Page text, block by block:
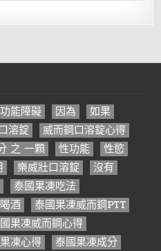
功能障礙 因為
如果
溶錠
威而鋼口溶錠心得
之 一顆 性功能
性慾
樂威壯口溶錠
沒有
泰國果凍吃法
酒
泰國果凍威而鋼PTT
果凍威而鋼心得
凍心得
泰國果凍成分